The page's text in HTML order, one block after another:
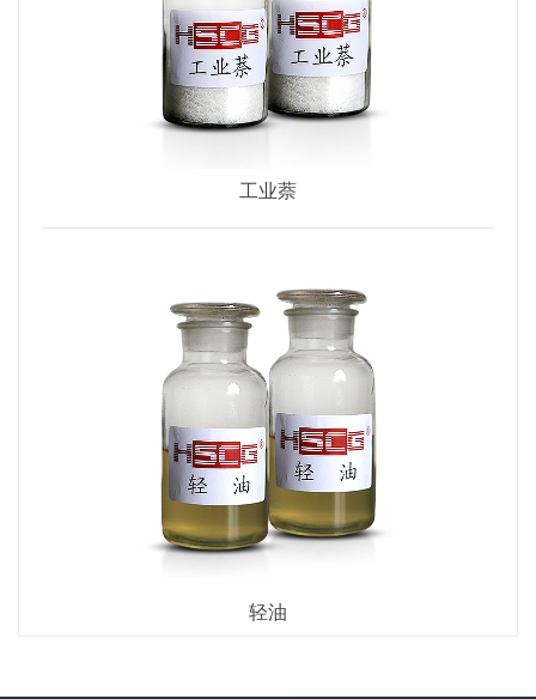
昂扬的斗志、精湛的技艺，展现自己的风采和实力。通过这次大赛的锻
炼和比拼，大家一定能够收获满满，不仅在技能上得到显著提升，更在
精神上得到一次深刻的洗礼和升华。
工业萘
轻油